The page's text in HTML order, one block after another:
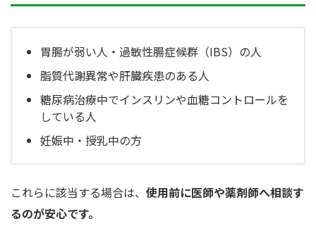
胃腸が弱い人・過敏性腸症候群（IBS）の人
脂質代謝異常や肝臓疾患のある人
糖尿病治療中でインスリンや血糖コントロールを
している人
妊娠中・授乳中の方
これらに該当する場合は、 使用前に医師や薬剤師へ相談す
るのが安心です。